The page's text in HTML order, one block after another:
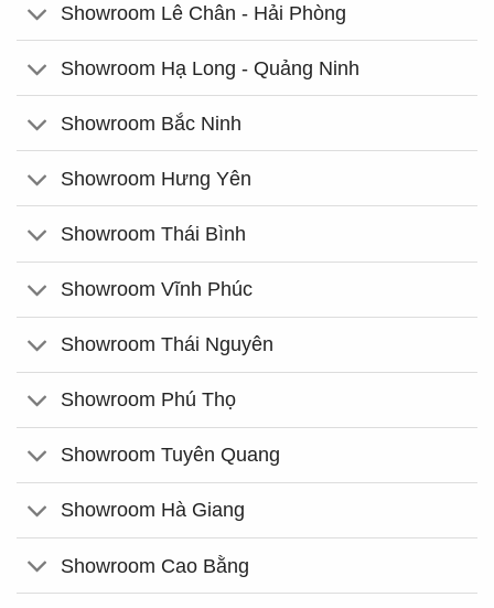
Showroom Lê Chân - Hải Phòng
Showroom Hạ Long - Quảng Ninh
Showroom Bắc Ninh
Showroom Hưng Yên
Showroom Thái Bình
Showroom Vĩnh Phúc
Showroom Thái Nguyên
Showroom Phú Thọ
Showroom Tuyên Quang
Showroom Hà Giang
Showroom Cao Bằng